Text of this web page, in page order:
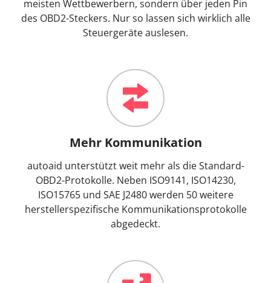
meisten Wettbewerbern, sondern über jeden Pin
des OBD2-Steckers. Nur so lassen sich wirklich alle
Steuergeräte auslesen.
Mehr Kommunikation
autoaid unterstützt weit mehr als die Standard-
OBD2-Protokolle. Neben ISO9141, ISO14230,
ISO15765 und SAE J2480 werden 50 weitere
herstellerspezifische Kommunikationsprotokolle
abgedeckt.